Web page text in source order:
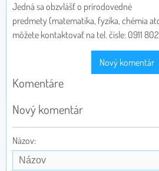
Jedná sa obzvlášť o prírodovedné
predmety (matematika, fyzika, chémia
môžete kontaktovať na tel. čísle: 0911
Nový komentár
Komentáre
Nový komentár
Názov: